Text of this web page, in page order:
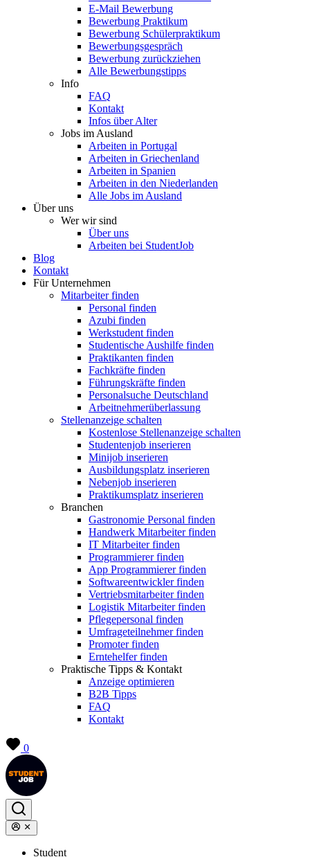
E-Mail Bewerbung
Bewerbung Praktikum
Bewerbung Schülerpraktikum
Bewerbungsgespräch
Bewerbung zurückziehen
Alle Bewerbungstipps
Info
FAQ
Kontakt
Infos über Alter
Jobs im Ausland
Arbeiten in Portugal
Arbeiten in Griechenland
Arbeiten in Spanien
Arbeiten in den Niederlanden
Alle Jobs im Ausland
Über uns
Wer wir sind
Über uns
Arbeiten bei StudentJob
Blog
Kontakt
Für Unternehmen
Mitarbeiter finden
Personal finden
Azubi finden
Werkstudent finden
Studentische Aushilfe finden
Praktikanten finden
Fachkräfte finden
Führungskräfte finden
Personalsuche Deutschland
Arbeitnehmerüberlassung
Stellenanzeige schalten
Kostenlose Stellenanzeige schalten
Studentenjob inserieren
Minijob inserieren
Ausbildungsplatz inserieren
Nebenjob inserieren
Praktikumsplatz inserieren
Branchen
Gastronomie Personal finden
Handwerk Mitarbeiter finden
IT Mitarbeiter finden
Programmierer finden
App Programmierer finden
Softwareentwickler finden
Vertriebsmitarbeiter finden
Logistik Mitarbeiter finden
Pflegepersonal finden
Umfrageteilnehmer finden
Promoter finden
Erntehelfer finden
Praktische Tipps & Kontakt
Anzeige optimieren
B2B Tipps
FAQ
Kontakt
0
Student